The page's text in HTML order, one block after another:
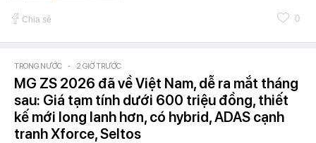
Chia sẻ 0
TRONG NƯỚC - 2 GIỜ TRƯỚC
MG ZS 2026 đã về Việt Nam, dễ ra mắt tháng
sau: Giá tạm tính dưới 600 triệu đồng, thiết
kế mới long lanh hơn, có hybrid, ADAS cạnh
tranh Xforce, Seltos